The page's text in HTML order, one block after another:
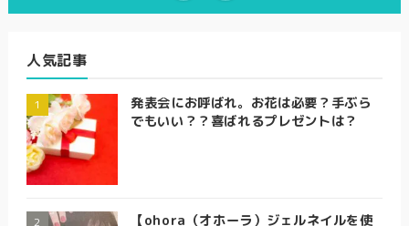
人気記事
発表会にお呼ばれ。お花は必要？手ぶら
でもいい？？喜ばれるプレゼントは？
【ohora（オホーラ）ジェルネイルを使